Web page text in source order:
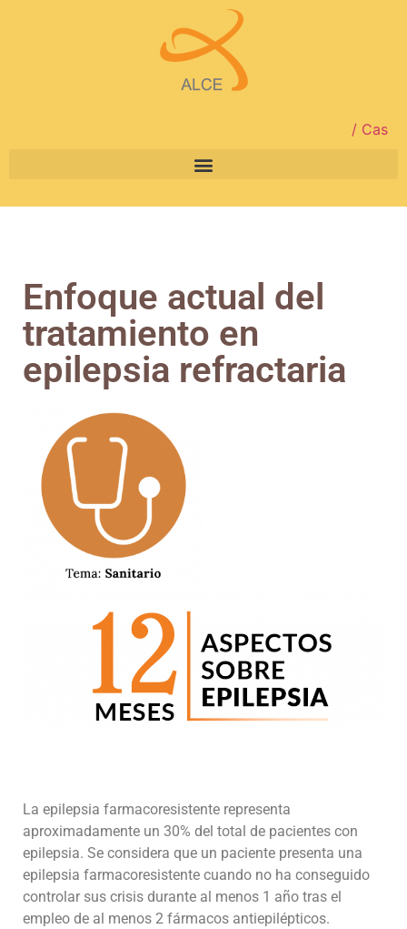
/ Cas
Enfoque actual del
tratamiento en
epilepsia refractaria
La epilepsia farmacoresistente representa
aproximadamente un 30% del total de pacientes con
epilepsia. Se considera que un paciente presenta una
epilepsia farmacoresistente cuando no ha conseguido
controlar sus crisis durante al menos 1 año tras el
empleo de al menos 2 fármacos antiepilépticos.